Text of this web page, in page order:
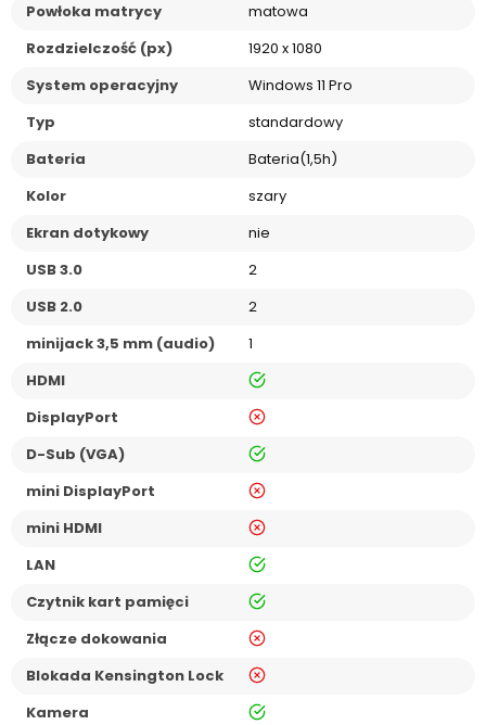
Powłoka matrycy
matowa
Rozdzielczość (px)
1920 x 1080
System operacyjny
Windows 11 Pro
Typ
standardowy
Bateria
Bateria(1,5h)
Kolor
szary
Ekran dotykowy
nie
USB 3.0
2
USB 2.0
2
minijack 3,5 mm (audio)
1
HDMI
tak
DisplayPort
nie
D-Sub (VGA)
tak
mini DisplayPort
nie
mini HDMI
nie
LAN
tak
Czytnik kart pamięci
tak
Złącze dokowania
nie
Blokada Kensington Lock
nie
Kamera
tak